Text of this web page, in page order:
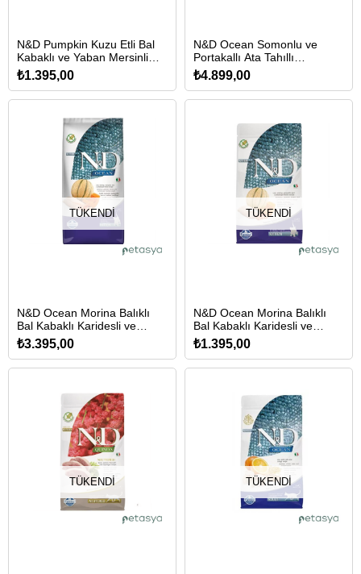
N&D Pumpkin Kuzu Etli Bal
Kabaklı ve Yaban Mersinli
Tahılsız Kısırlaştırılmış Kedi
Maması 1,5 Kg
₺1.395,00
N&D Ocean Somonlu ve
Portakallı Ata Tahıllı
Kısırlaştırılmış Kedi Maması
10 Kg
₺4.899,00
TÜKENDI
N&D Ocean Morina Balıklı
Bal Kabaklı Karidesli ve
Kavunlu Tahılsız Yavru Kedi
Maması 5 Kg
₺3.395,00
TÜKENDI
N&D Ocean Morina Balıklı
Bal Kabaklı Karidesli ve
Kavunlu Tahılsız Yavru Kedi
Maması 1,5 Kg
₺1.395,00
TÜKENDI TÜKENDI